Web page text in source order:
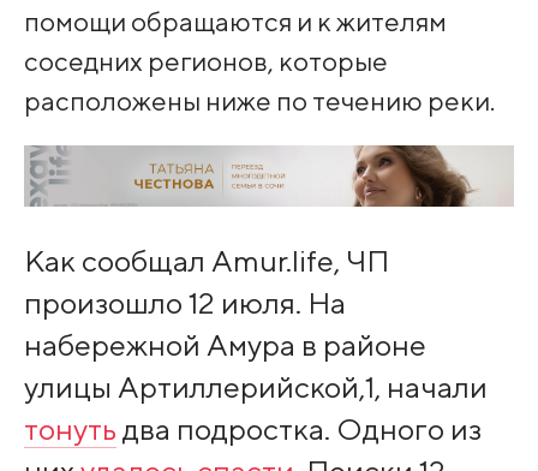
помощи обращаются и к жителям
соседних регионов, которые
расположены ниже по течению реки.
Как сообщал Amur.life, ЧП
произошло 12 июля. На
набережной Амура в районе
улицы Артиллерийской,1, начали
тонуть два подростка. Одного из